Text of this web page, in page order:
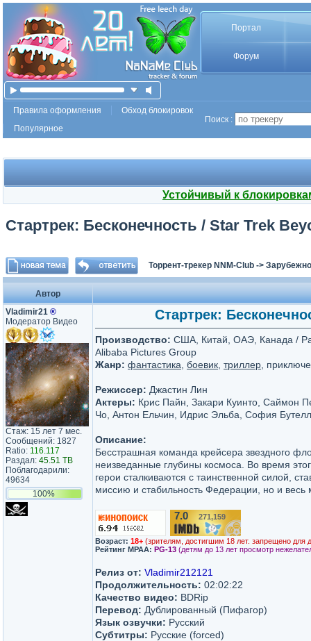
Портал
Форум
Правила оформления
Обход блокировок
Популярное
Поиск :
Устойчивый к
Стартрек: Бесконечность / Star Trek
Торрент-трекер NNM-Club ->
Автор
Vladimir21 ®
Модератор Видео
Стаж: 15 лет 7 мес.
Сообщений: 1827
Ratio: 116.117
Раздал: 45.51 TB
Поблагодарили:
49634
100%
Стартрек:
Производство: США, Китай, ОАЭ, Канада /
Alibaba Pictures Group
Жанр: фантастика боевик триллер ,
Режиссер: Джастин Лин
Актеры: Крис Пайн, Закари Куинто, Саймон
Чо, Антон Ельчин, Идрис Эльба, София
Описание:
Бесстрашная команда крейсера звездного
неизведанные глубины космоса. Во время
герои сталкиваются с таинственной силой,
миссию и стабильность Федерации, но и весь
7.0 271,159
Возраст: 18+ (зрителям, достигшим 18 лет. запрещено для
Рейтинг MPAA: PG-13 (детям до 13 лет просмотр
Релиз от: Vladimir212121
Продолжительность: 02:02:22
Качество видео: BDRip
Перевод: Дублированный (Пифагор)
Язык озвучки: Русский
Субтитры: Русские (forced)